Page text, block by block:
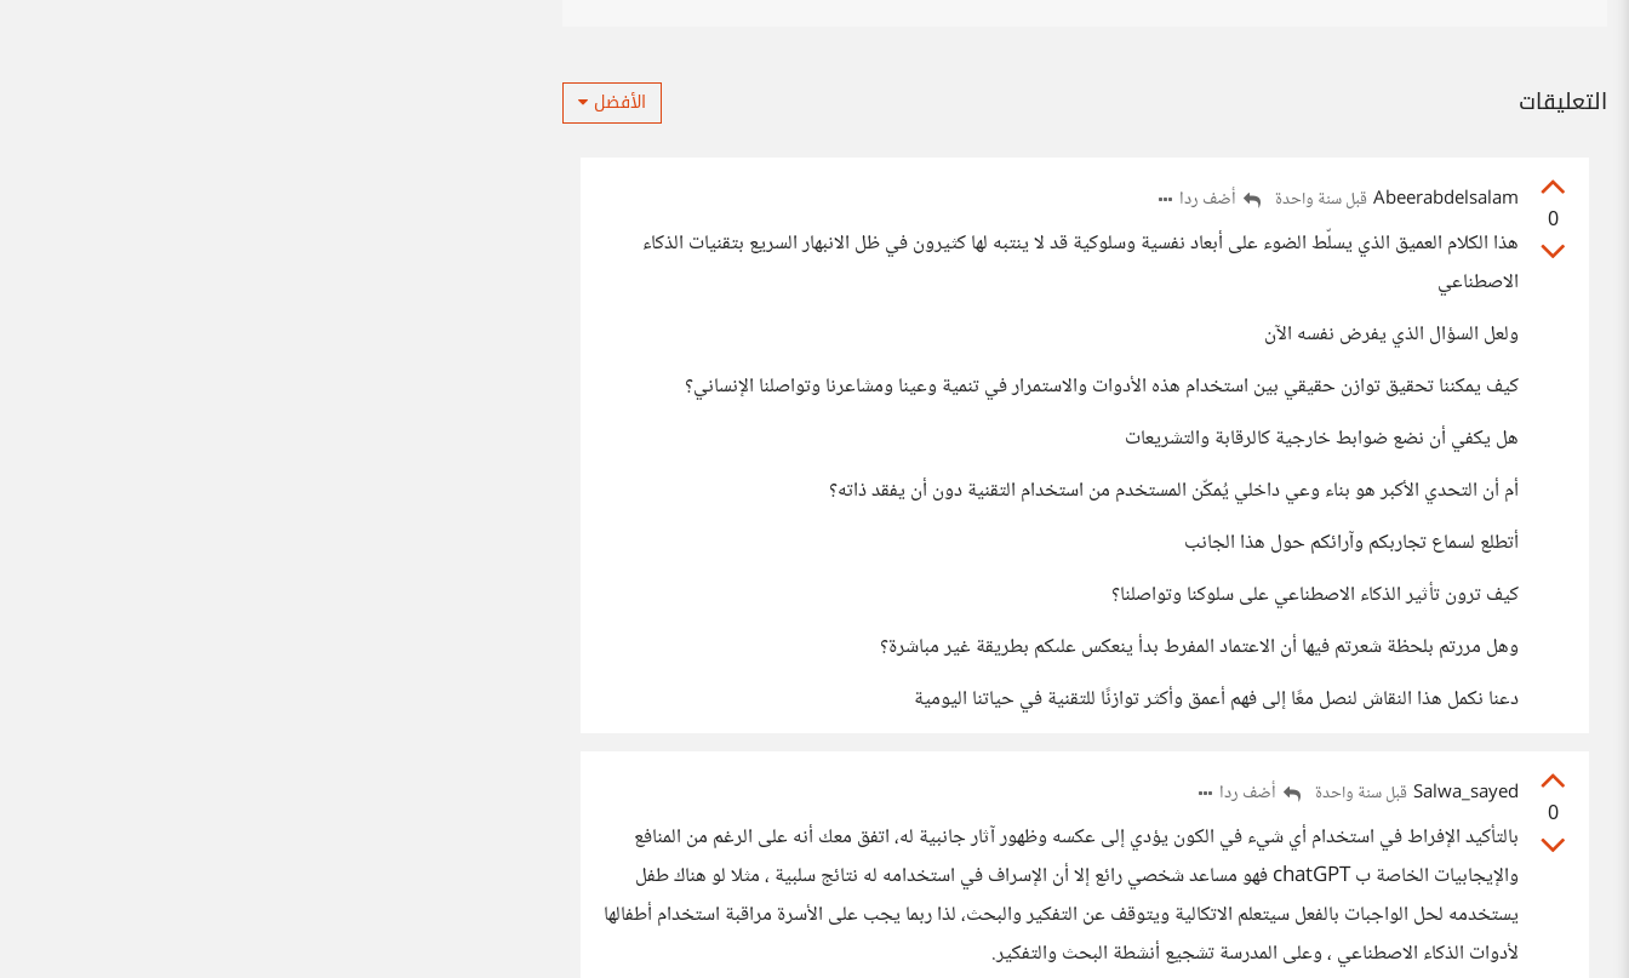
التعليقات الأفضل
0
Abeerabdelsalam قبل سنة واحدة أضف ردا
هذا الكلام العميق الذي يسلّط الضوء على أبعاد نفسية وسلوكية قد لا ينتبه لها كثيرون في ظل الانبهار السريع بتقنيات الذكاء
الاصطناعي
ولعل السؤال الذي يفرض نفسه الآن
كيف يمكننا تحقيق توازن حقيقي بين استخدام هذه الأدوات والاستمرار في تنمية وعينا ومشاعرنا وتواصلنا الإنساني؟
هل يكفي أن نضع ضوابط خارجية كالرقابة والتشريعات
أم أن التحدي الأكبر هو بناء وعي داخلي يُمكّن المستخدم من استخدام التقنية دون أن يفقد ذاته؟
أتطلع لسماع تجاربكم وآرائكم حول هذا الجانب
كيف ترون تأثير الذكاء الاصطناعي على سلوكنا وتواصلنا؟
وهل مررتم بلحظة شعرتم فيها أن الاعتماد المفرط بدأ ينعكس علىكم بطريقة غير مباشرة؟
دعنا نكمل هذا النقاش لنصل معًا إلى فهم أعمق وأكثر توازنًا للتقنية في حياتنا اليومية
0
Salwa_sayed قبل سنة واحدة أضف ردا
بالتأكيد الإفراط في استخدام أي شيء في الكون يؤدي إلى عكسه وظهور آثار جانبية له، اتفق معك أنه على الرغم من المنافع
والإيجابيات الخاصة ب chatGPT فهو مساعد شخصي رائع إلا أن الإسراف في استخدامه له نتائج سلبية ، مثلا لو هناك طفل
يستخدمه لحل الواجبات بالفعل سيتعلم الاتكالية ويتوقف عن التفكير والبحث، لذا ربما يجب على الأسرة مراقبة استخدام أطفالها
لأدوات الذكاء الاصطناعي ، وعلى المدرسة تشجيع أنشطة البحث والتفكير.